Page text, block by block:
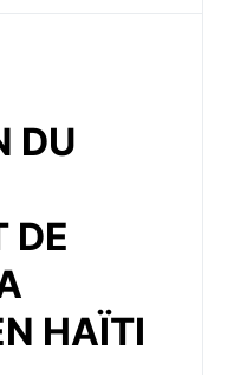
DU
DE
HAÏTI